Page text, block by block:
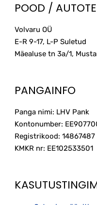
POOD /
Volvaru OÜ
E-R 9-17, L-P Suletud
Mäealuse tn 3a/1,
PANGAINFO
Panga nimi: LHV Pank
Kontonumber:
Registrikood: 14867487
KMKR nr: EE102533501